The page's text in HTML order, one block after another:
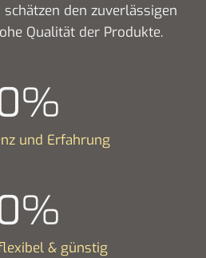
schätzen den zuverlässigen
Qualität der Produkte.
%
und Erfahrung
%
& günstig